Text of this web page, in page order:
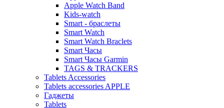
Apple Watch Band
Kids-watch
Smart - браслеты
Smart Watch
Smart Watch Braclets
Smart Часы
Smart Часы Garmin
TAGS & TRACKERS
Tablets Accessories
Tablets accessories APPLE
Гаджеты
Tablets